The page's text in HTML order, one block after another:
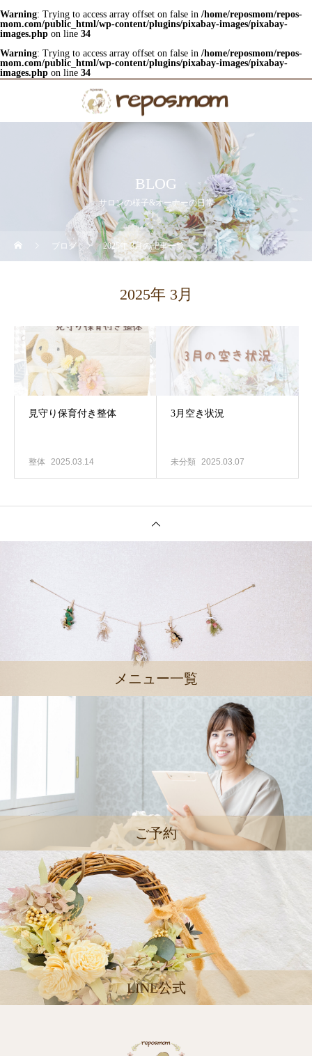
Warning: Trying to access array offset on false in /home/reposmom/repos-
mom.com/public_html/wp-content/plugins/pixabay-images/pixabay-
images.php on line 34
Warning: Trying to access array offset on false in /home/reposmom/repos-
mom.com/public_html/wp-content/plugins/pixabay-images/pixabay-
images.php on line 34
BLOG
サロンの様子&オーナーの日常
ブログ 2025年 3月の記事一覧
2025年 3月
見守り保育付き整体
整体 2025.03.14
3月空き状況
未分類 2025.03.07
メニュー一覧
ご予約
LINE公式